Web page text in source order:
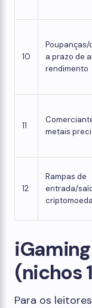
10
Poupanças/
a prazo de
rendimento
11
metais
12
Rampas de
entrada/
(nichos
Para os